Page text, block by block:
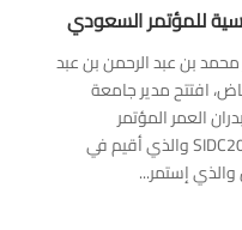
للمؤتمر السعودي
بن عبد الرحمن بن عبد
افتتح مدير جامعة
العمر المؤتمر
السعودي العالمي لطب الأسنان SIDC2020 والذي أقيم في
والذي إستمر...